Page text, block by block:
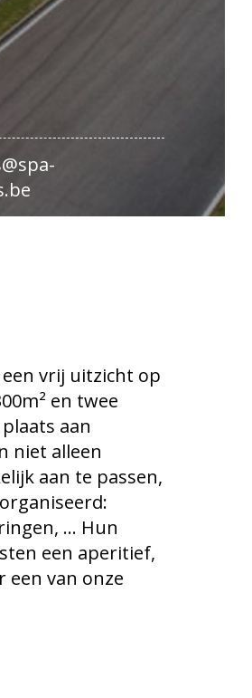
een vrij uitzicht op
en twee
aan
niet alleen
aan te passen,
... Hun
een aperitief,
een van onze